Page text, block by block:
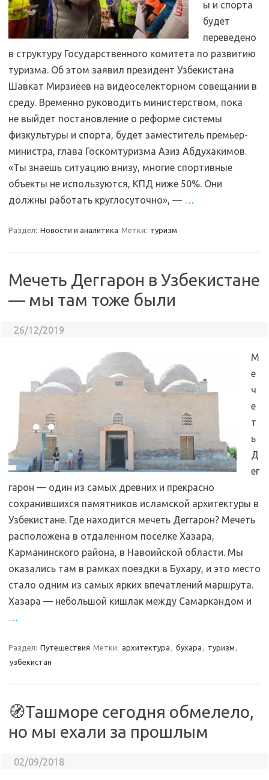
ы и спорта
будет
переведено
в структуру Государственного комитета по развитию
туризма. Об этом заявил президент Узбекистана
Шавкат Мирзиёев на видеоселекторном совещании в
среду. Временно руководить министерством, пока
не выйдет постановление о реформе системы
физкультуры и спорта, будет заместитель премьер-
министра, глава Госкомтуризма Азиз Абдухакимов.
«Ты знаешь ситуацию внизу, многие спортивные
объекты не используются, КПД ниже 50%. Они
должны работать круглосуточно», — …
Раздел: Новости и аналитика Метки: туризм
Мечеть Деггарон в Узбекистане
— мы там тоже были
26/12/2019
М
е
ч
е
т
ь
Д
ег
гарон — один из самых древних и прекрасно
сохранившихся памятников исламской архитектуры в
Узбекистане. Где находится мечеть Деггарон? Мечеть
расположена в отдаленном поселке Хазара,
Карманинского района, в Навоийской области. Мы
оказались там в рамках поездки в Бухару, и это место
стало одним из самых ярких впечатлений маршрута.
Хазара — небольшой кишлак между Самаркандом и
…
Раздел: Путешествия Метки: архитектура , бухара , туризм ,
узбекистан
🧭Ташморе сегодня обмелело,
но мы ехали за прошлым
02/09/2018